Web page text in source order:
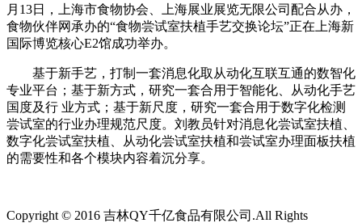
月13日，上海市食物协会、上海展业展览无限公司配合从办，
食物伙伴网承办的“食物尝试室扶植手艺交换论坛”正在上海新
国际博览核心E2馆成功举办。
基于新手艺，打制一套消息化取从动化互联互通的数智化
专业平台；基于新方式，研究一套合用于智能化、从动化手艺
国度及行 业方式；基于新尺度，研究一套合用于数字化检测
尝试室的行业办理规范尺度。刘教员针对消息化尝试室扶植、
数字化尝试室扶植、从动化尝试室扶植和尝试室办理面板扶植
的需要性和各个模块内容着沉分享。
Copyright © 2016 吉林QY千亿食品有限公司.All Rights